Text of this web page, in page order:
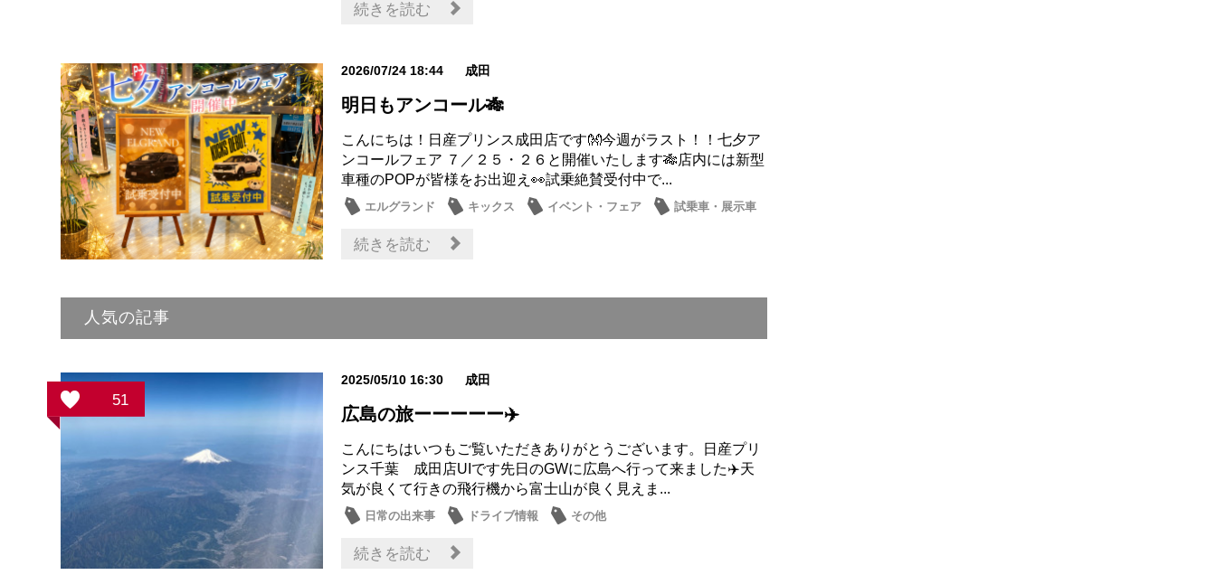
続きを読む
2026/07/24 18:44 成田
明日もアンコール🎋
こんにちは！日産プリンス成田店です👐今週がラスト！！七夕ア
ンコールフェア ７／２５・２６と開催いたします🎋店内には新型
車種のPOPが皆様をお出迎え👀試乗絶賛受付中で...
エルグランド キックス イベント・フェア
試乗車・展示車
続きを読む
人気の記事
51
2025/05/10 16:30 成田
広島の旅ーーーーー✈️
こんにちはいつもご覧いただきありがとうございます。日産プリ
ンス千葉 成田店UIです先日のGWに広島へ行って来ました✈️天
気が良くて行きの飛行機から富士山が良く見えま...
日常の出来事 ドライブ情報 その他
続きを読む